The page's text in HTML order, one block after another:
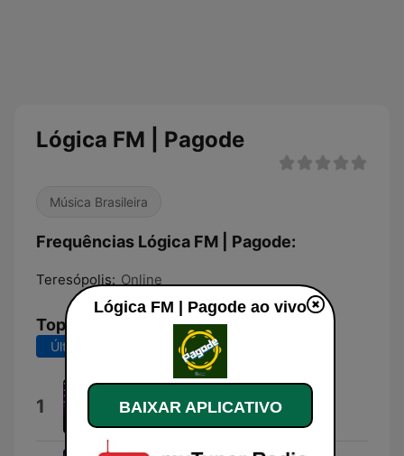
Lógica FM | Pagode
Música Brasileira
Frequências Lógica FM | Pagode:
Teresópolis: Online
Top Músicas
Últimos 7 dias Últimos 30 dias
1 Benzadeus
Lógica FM | Pagode ao vivo
BAIXAR APLICATIVO